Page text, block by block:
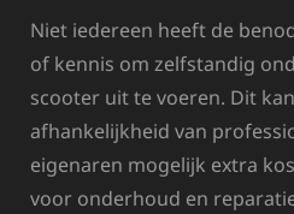
Niet iedereen heeft de
of kennis om zelfstandig
scooter uit te voeren. Dit
afhankelijkheid van
eigenaren mogelijk extra
voor onderhoud en